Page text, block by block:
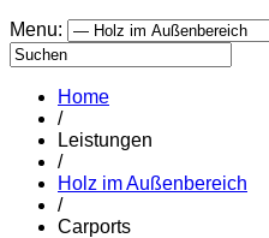
Menu:
Home
/
Leistungen
/
Holz im Außenbereich
/
Carports